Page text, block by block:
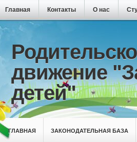
Главная Контакты О нас
движение
детей"
ГЛАВНАЯ ЗАКОНОДАТЕЛЬНАЯ БАЗА